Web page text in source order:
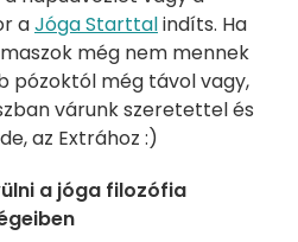
aJóga Starttalindíts. Ha
még nem mennek
pózoktól még távol vagy,
várunk szeretettel és
az Extrához :)
a jóga filozófia